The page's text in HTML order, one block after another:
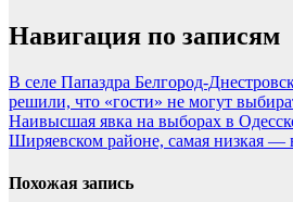
Навигация по записям
В селе Папаздра Белгород-
решили, что «гости» не могут
Наивысшая явка на выборах в
Ширяевском районе, самая низкая —
Похожая запись